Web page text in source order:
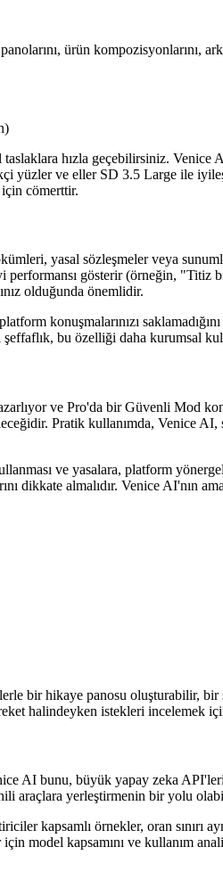
ürün kompozisyonlarını,
hızla geçebilirsiniz.
yüzler ve eller SD 3.5 Large ile
için cömerttir.
yasal sözleşmeler veya
gösterir (örneğin,
olduğunda önemlidir.
konuşmalarınızı
bu özelliği daha kurumsal
ve Pro'da bir Güvenli Mod
Pratik kullanımda, Venice
ve yasalara, platform
dikkate almalıdır. Venice AI'nın
bir hikaye panosu oluşturabilir, bir
halindeyken istekleri incelemek
AI bunu, büyük yapay zeka
araçlara yerleştirmenin bir yolu
kapsamlı örnekler, oran sınırı
model kapsamını ve kullanım